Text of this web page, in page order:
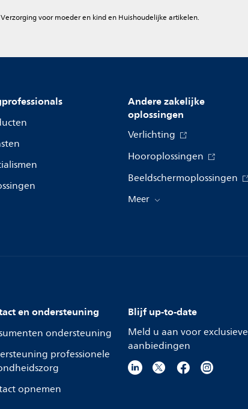
voor moeder en kind en Huishoudelijke artikelen.
Andere zakelijke
oplossingen
Verlichting
Hooroplossingen
Beeldschermoplossingen
Meer
en ondersteuning
ondersteuning
professionele
opnemen
Blijf up-to-date
Meld u aan voor exclusieve
aanbiedingen